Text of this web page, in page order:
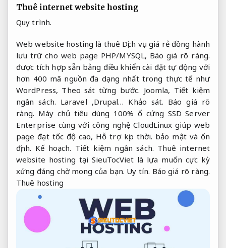
Thuê internet website hosting
Quy trình.
Web website hosting là thuê Dịch vụ giá rẻ đồng hành
lưu trữ cho web page PHP/MYSQL, Báo giá rõ ràng.
được tích hợp sẵn bảng điều khiển cài đặt tự động với
hơn 400 mã nguồn đa dạng nhất trong thực tế như
WordPress, Theo sát từng bước. Joomla, Tiết kiệm
ngân sách. Laravel ,Drupal… Khảo sát. Báo giá rõ
ràng. Máy chủ tiêu dùng 100% ổ cứng SSD Server
Enterprise cùng với công nghệ CloudLinux giúp web
page đạt tốc độ cao, Hỗ trợ kịp thời. bảo mật và ổn
định. Kế hoạch. Tiết kiệm ngân sách. Thuê internet
website hosting tại SieuTocViet là lựa muốn cực kỳ
xứng đáng chờ mong của bạn. Uy tín. Báo giá rõ ràng.
Thuê hosting